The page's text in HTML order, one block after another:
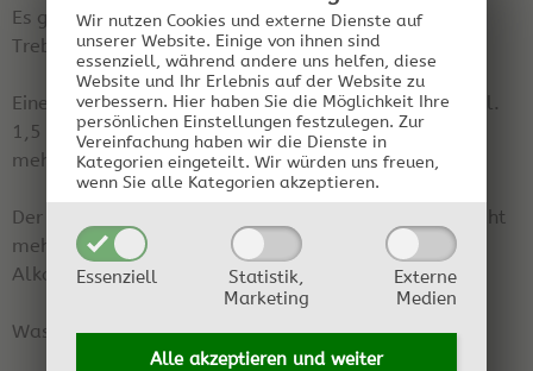
Wir nutzen Cookies und externe Dienste auf
unserer Website. Einige von ihnen sind
essenziell, während andere uns helfen, diese
Website und Ihr Erlebnis auf der Website zu
verbessern. Hier haben Sie die Möglichkeit Ihre
persönlichen Einstellungen festzulegen. Zur
Vereinfachung haben wir die Dienste in
Kategorien eingeteilt. Wir würden uns freuen,
wenn Sie alle Kategorien akzeptieren.
Essenziell
Statistik,
Marketing
Externe
Medien
Alle akzeptieren und weiter
Es gibt nur ca. 8 Liter Maische, den Rest saugt der
Treber auf.
Eine Stammwürze von 16% ergibt ca. 7-8 % Alkohol.
1,5 KG Zucker auf 8 Liter ergeben zusätzlich etwas
mehr als 9%.
Der Restzuckergehalt lies sich mit der Bierspinder nicht
mehr messen, dass Ergebnis war -1, weil zuviel
Alkohol in der Maische war.
Was ist ein Thumber?!?!